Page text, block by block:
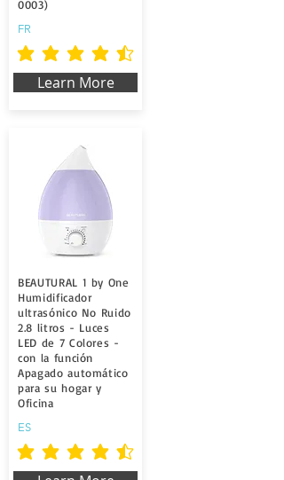
0003)
FR
la calificación promedio es 4.5 de 5
Learn More
BEAUTURAL 1 by One
Humidificador
ultrasónico No Ruido
2.8 litros - Luces
LED de 7 Colores -
con la función
Apagado automático
para su hogar y
Oficina
ES
la calificación promedio es 4.5 de 5